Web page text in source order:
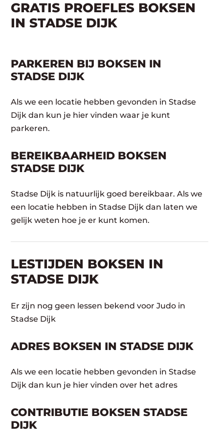
GRATIS PROEFLES BOKSEN
IN STADSE DIJK
PARKEREN BIJ BOKSEN IN
STADSE DIJK
Als we een locatie hebben gevonden in Stadse
Dijk dan kun je hier vinden waar je kunt
parkeren.
BEREIKBAARHEID BOKSEN
STADSE DIJK
Stadse Dijk is natuurlijk goed bereikbaar. Als we
een locatie hebben in Stadse Dijk dan laten we
gelijk weten hoe je er kunt komen.
LESTIJDEN BOKSEN IN
STADSE DIJK
Er zijn nog geen lessen bekend voor Judo in
Stadse Dijk
ADRES BOKSEN IN STADSE DIJK
Als we een locatie hebben gevonden in Stadse
Dijk dan kun je hier vinden over het adres
CONTRIBUTIE BOKSEN STADSE
DIJK